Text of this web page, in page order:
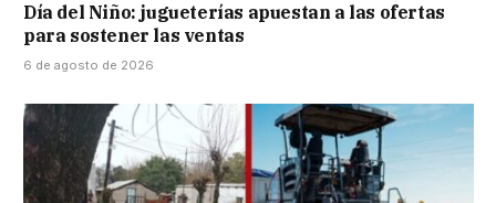
Día del Niño: jugueterías apuestan a las ofertas
para sostener las ventas
6 de agosto de 2026